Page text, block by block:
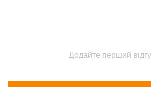
Додайте перший